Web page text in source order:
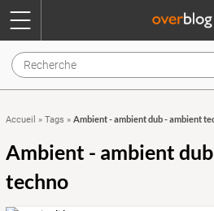
Accueil » Tags » Ambient - ambient dub - ambient
Ambient - ambient
techno